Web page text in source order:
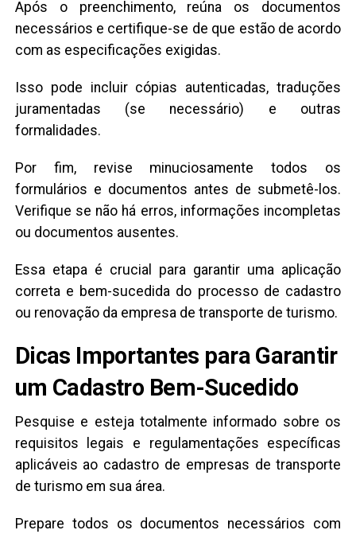
Após o preenchimento, reúna os documentos
necessários e certifique-se de que estão de acordo
com as especificações exigidas.
Isso pode incluir cópias autenticadas, traduções
juramentadas (se necessário) e outras
formalidades.
Por fim, revise minuciosamente todos os
formulários e documentos antes de submetê-los.
Verifique se não há erros, informações incompletas
ou documentos ausentes.
Essa etapa é crucial para garantir uma aplicação
correta e bem-sucedida do processo de cadastro
ou renovação da empresa de transporte de turismo.
Dicas Importantes para Garantir
um Cadastro Bem-Sucedido
Pesquise e esteja totalmente informado sobre os
requisitos legais e regulamentações específicas
aplicáveis ao cadastro de empresas de transporte
de turismo em sua área.
Prepare todos os documentos necessários com